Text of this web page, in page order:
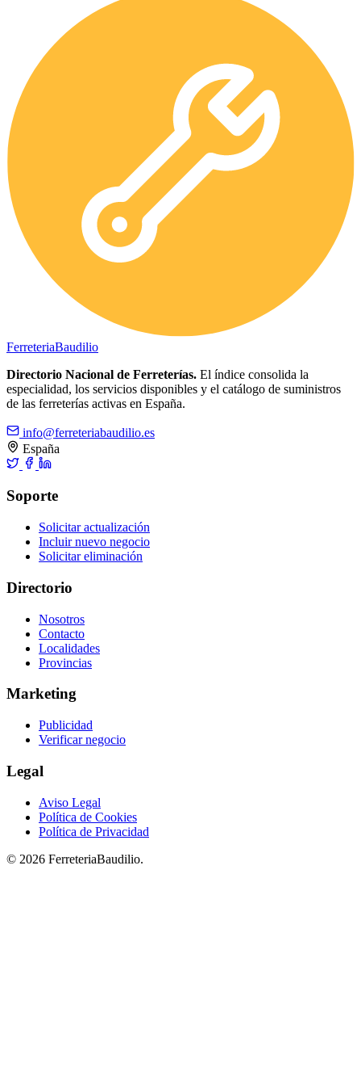
FerreteriaBaudilio
Directorio Nacional de Ferreterías. El índice consolida la
especialidad, los servicios disponibles y el catálogo de suministros
de las ferreterías activas en España.
info@ferreteriabaudilio.es
España
Soporte
Solicitar actualización
Incluir nuevo negocio
Solicitar eliminación
Directorio
Nosotros
Contacto
Localidades
Provincias
Marketing
Publicidad
Verificar negocio
Legal
Aviso Legal
Política de Cookies
Política de Privacidad
© 2026 FerreteriaBaudilio.